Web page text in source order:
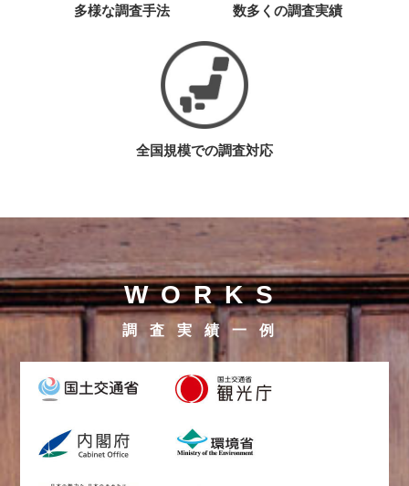
多様な調査手法 数多くの調査実績
全国規模での調査対応
WORKS
調査実績一例